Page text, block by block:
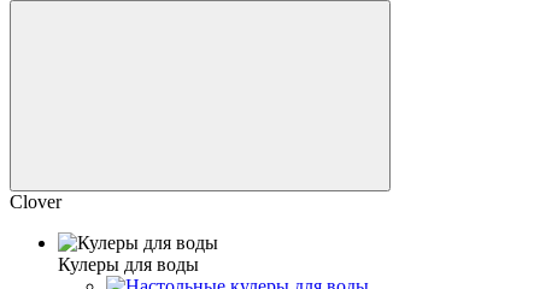
Clover
Кулеры для воды